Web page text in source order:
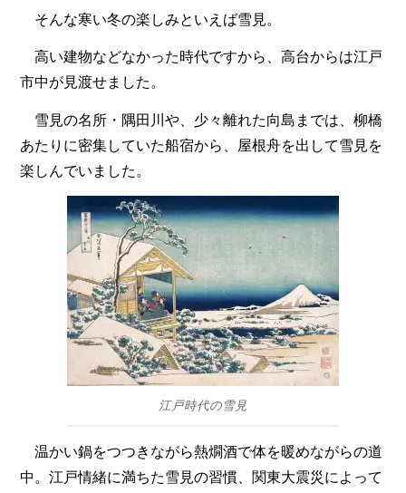
そんな寒い冬の楽しみといえば雪見。
高い建物などなかった時代ですから、高台からは江戸
市中が見渡せました。
雪見の名所・隅田川や、少々離れた向島までは、柳橋
あたりに密集していた船宿から、屋根舟を出して雪見を
楽しんでいました。
江戸時代の雪見
温かい鍋をつつきながら熱燗酒で体を暖めながらの道
中。江戸情緒に満ちた雪見の習慣、関東大震災によって